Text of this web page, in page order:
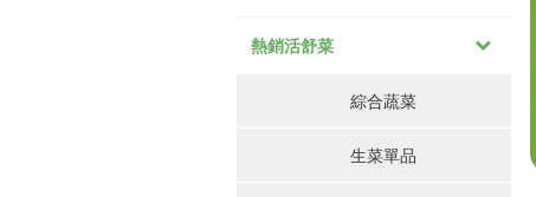
熱銷活舒菜
綜合蔬菜
生菜單品